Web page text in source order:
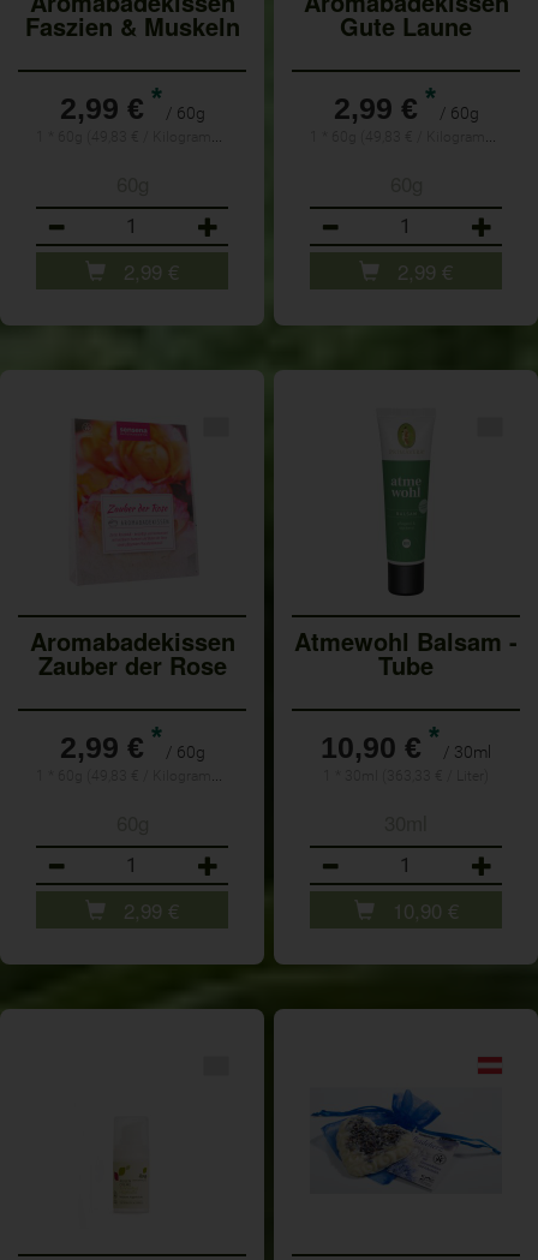
Faszien & Muskeln
2,99 € * / 60g
2,99 €
Gute Laune
2,99 € * / 60g
2,99 €
Aromabadekissen
Zauber der Rose
2,99 € * / 60g
2,99 €
Atmewohl Balsam -
Tube
10,90 € * / 30ml
10,90 €